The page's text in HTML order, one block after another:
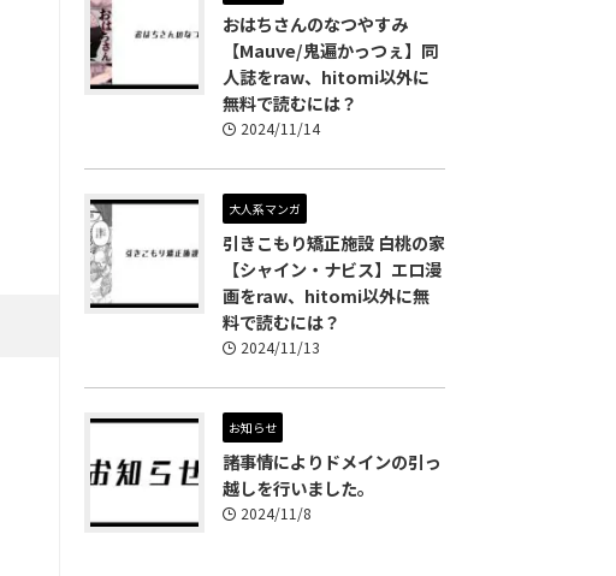
おはちさんのなつやすみ
【Mauve/鬼遍かっつぇ】同
人誌をraw、hitomi以外に
無料で読むには？
2024/11/14
大人系マンガ
引きこもり矯正施設 白桃の家
【シャイン・ナビス】エロ漫
画をraw、hitomi以外に無
料で読むには？
2024/11/13
お知らせ
諸事情によりドメインの引っ
越しを行いました。
2024/11/8